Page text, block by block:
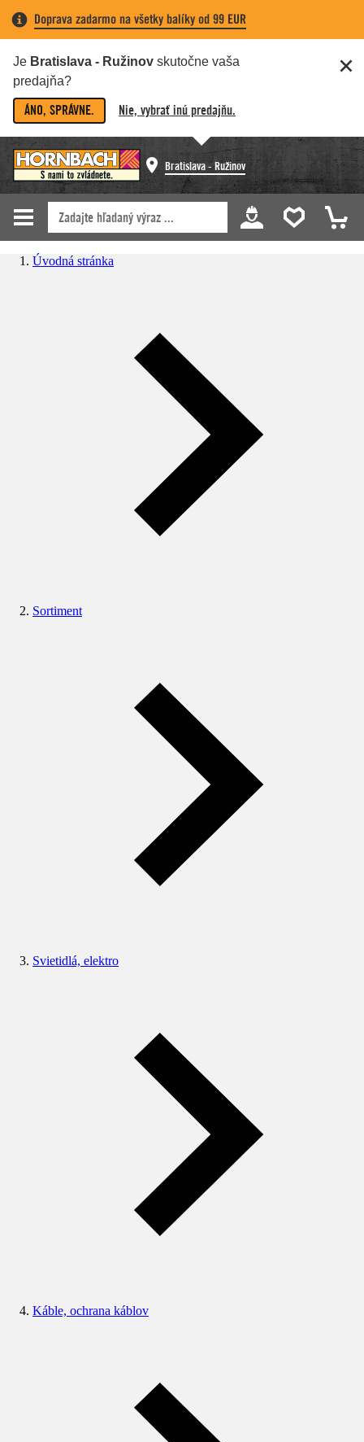
Doprava zadarmo na všetky balíky od 99 EUR
Je Bratislava - Ružinov skutočne vaša
predajňa?
ÁNO, SPRÁVNE. Nie, vybrať inú predajňu.
Bratislava - Ružinov
Úvodná stránka
Sortiment
Svietidlá, elektro
Káble, ochrana káblov